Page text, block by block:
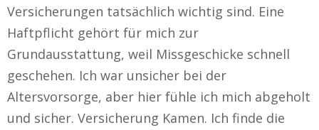
Versicherungen tatsächlich wichtig sind. Eine
Haftpflicht gehört für mich zur
Grundausstattung, weil Missgeschicke schnell
geschehen. Ich war unsicher bei der
Altersvorsorge, aber hier fühle ich mich abgeholt
und sicher. Versicherung Kamen. Ich finde die